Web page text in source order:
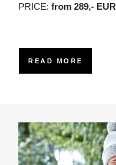
PRICE: from 289,- EUR
READ MORE
Obrázok